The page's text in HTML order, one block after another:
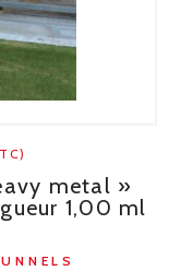
metal »
1,00 ml